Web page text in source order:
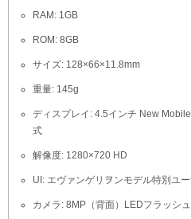
RAM: 1GB
ROM: 8GB
サイズ: 128×66×11.8mm
重量: 145g
ディスプレイ: 4.5インチ New
式
解像度: 1280×720 HD
UI: エヴァンゲリヲンモデル特別ユ
カメラ: 8MP（背面）LEDフラッシ